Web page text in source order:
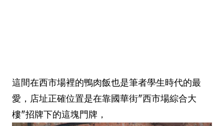
這間在西市場裡的鴨肉飯也是筆者學生時代的最
愛，店址正確位置是在靠國華街"西市場綜合大
樓"招牌下的這塊門牌，